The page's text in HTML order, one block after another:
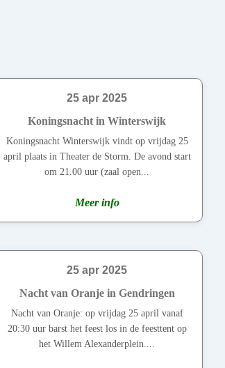
25 apr 2025
Koningsnacht in Winterswijk
Koningsnacht Winterswijk vindt op vrijdag 25
april plaats in Theater de Storm. De avond start
om 21.00 uur (zaal open...
Meer info
25 apr 2025
Nacht van Oranje in Gendringen
Nacht van Oranje: op vrijdag 25 april vanaf
20:30 uur barst het feest los in de feesttent op
het Willem Alexanderplein....